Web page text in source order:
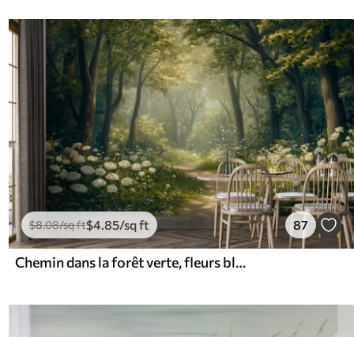
$8.08/sq ft$4.85/sq ft 87
Chemin dans la forêt verte, fleurs blanches, lumière du soleil, dessin de style acrylique